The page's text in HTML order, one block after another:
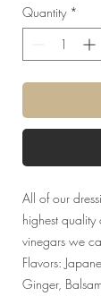
Quantity *
All of our
highest
vinegars we
Flavors:
Ginger,